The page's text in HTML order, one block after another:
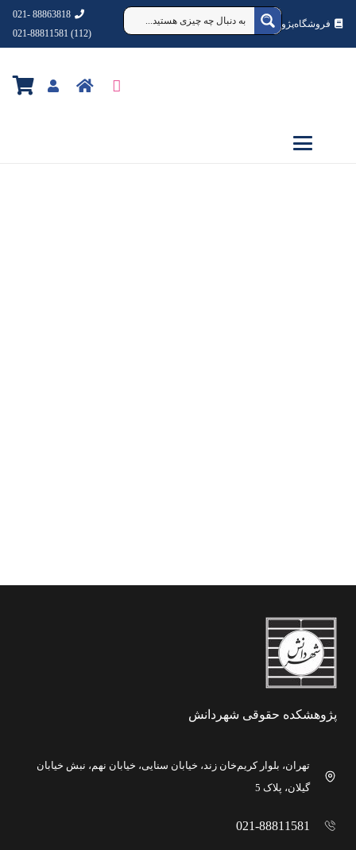
فروشگاه‌پژوهشکده‌شهردانش
88863818 -021
(112) 021-88811581
پژوهشکده حقوقی شهردانش
تهران، بلوار کریم‌خان زند، خیابان سنایی، خیابان نهم، نبش خیابان
گیلان، پلاک 5
021-88811581